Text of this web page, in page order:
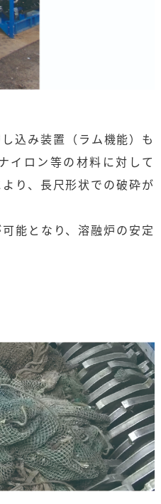
込み装置（ラム機能）も
イロン等の材料に対して
り、長尺形状での破砕が
能となり、溶融炉の安定